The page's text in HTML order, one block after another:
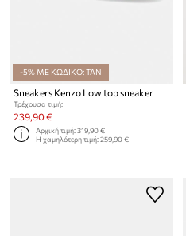
-5% ΜΕ ΚΩΔΙΚΟ: TAN
Sneakers Kenzo Low top sneaker
Τρέχουσα τιμή:
239,90 €
Αρχική τιμή:319,90 €
Η χαμηλότερη τιμή:259,90 €